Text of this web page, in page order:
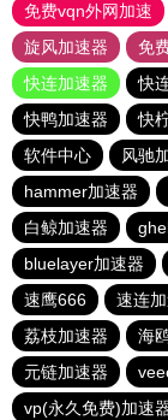
免费vqn外网加速
旋风加速器
免
快连加速器
快
快鸭加速器
快
软件中心
风驰
hammer加速器
白鲸加速器
bluelayer加速器
速鹰666
速连
荔枝加速器
海
元链加速器
vp(永久免费)加速